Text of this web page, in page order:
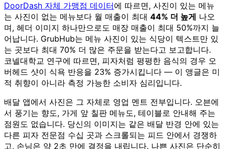
DoorDash 자체 가맹점 데이터에 따르면, 사진이 있는 메뉴
는 사진이 없는 메뉴보다 월 매출이 최대 44% 더 높게 나오
며, 헤더 이미지 하나만으로도 매장 매출이 최대 50%까지 늘
어납니다. GrubHub는 메뉴 사진이 있는 식당이 텍스트만 있
는 곳보다 최대 70% 더 많은 주문을 받는다고 보고합니다.
코넬대학교 연구에 따르면, 피자처럼 평평한 음식의 경우 오
버헤드 샷이 식욕 반응을 23% 증가시킵니다 — 이 앵글은 미
적 취향이 아니라 측정 가능한 소비자 심리입니다.
배달 앱에서 사진은 그 자체로 영업 멘트 전부입니다. 오븐에
서 풍기는 향도, 가게 앞 칠판 메뉴도, 테이블로 안내해 주는
점원도 없습니다. 당신의 이미지는 같은 배달 반경 안에 있는
다른 피자 전문점 수십 곳과 스크롤되는 피드 안에서 경쟁하
고, 손님은 약 2초 만에 결정을 내립니다. 나쁜 사진은 단순히